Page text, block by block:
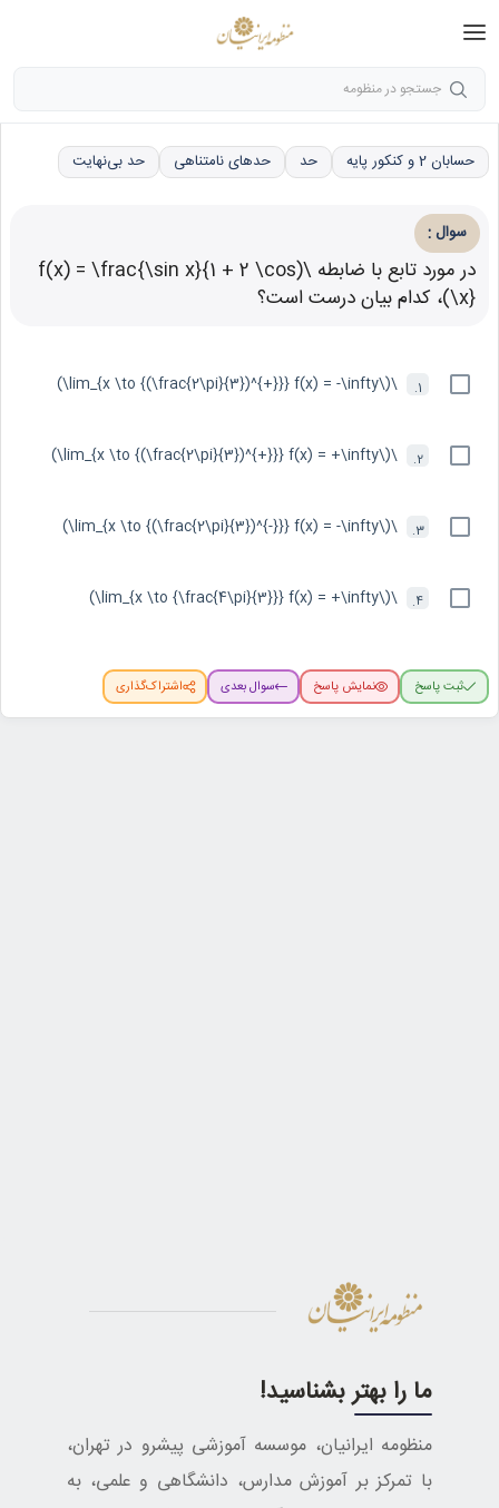
جستجو در منظومه
حسابان 2 و کنکور پایه حد حدهای نامتناهی حد بی‌نهایت
سوال :
در مورد تابع با ضابطه \(f(x) = \frac{\sin x}{1 + 2 \cos
x}\)، کدام بیان درست است؟
1.
\(\lim_{x \to {(\frac{2\pi}{3})^{+}}} f(x) = -\infty\)
2.
\(\lim_{x \to {(\frac{2\pi}{3})^{+}}} f(x) = +\infty\)
3.
\(\lim_{x \to {(\frac{2\pi}{3})^{-}}} f(x) = -\infty\)
4.
\(\lim_{x \to {\frac{4\pi}{3}}} f(x) = +\infty\)
ثبت پاسخ نمایش پاسخ سوال بعدی اشتراک‌گذاری
ما را بهتر بشناسید!
منظومه ایرانیان، موسسه آموزشی پیشرو در تهران،
با تمرکز بر آموزش مدارس، دانشگاهی و علمی، به